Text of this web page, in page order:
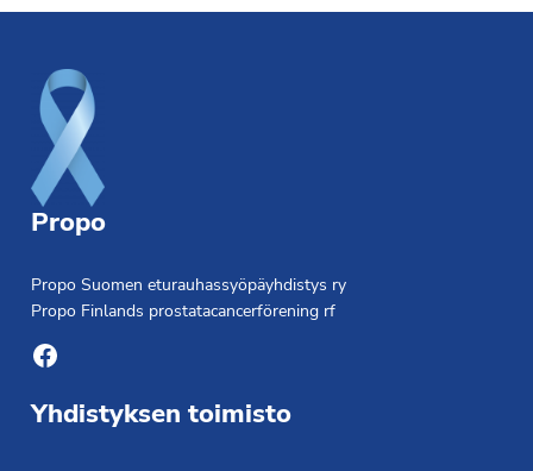
Propo
Propo Suomen eturauhassyöpäyhdistys ry
Propo Finlands prostatacancerförening rf
Facebook
Yhdistyksen toimisto